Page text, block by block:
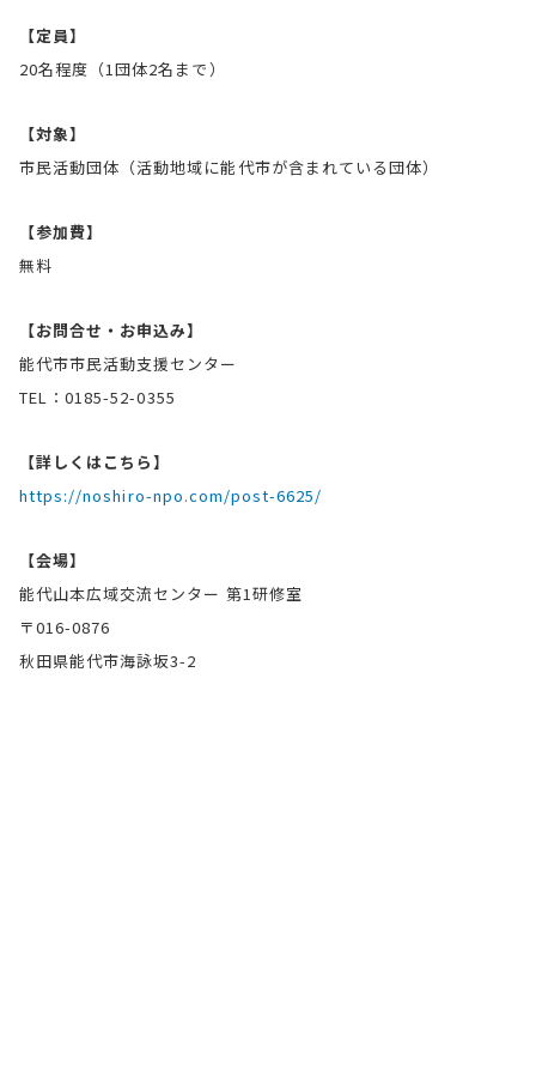
【定員】
20名程度（1団体2名まで）
【対象】
市民活動団体（活動地域に能代市が含まれている団体）
【参加費】
無料
【お問合せ・お申込み】
能代市市民活動支援センター
TEL：0185-52-0355
【詳しくはこちら】
https://noshiro-npo.com/post-6625/
【会場】
能代山本広域交流センター 第1研修室
〒016-0876
秋田県能代市海詠坂3-2